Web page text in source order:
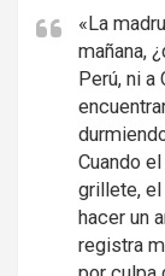
«La
mañana,
Perú, ni a
Cuando
grillete,
hacer un
registra